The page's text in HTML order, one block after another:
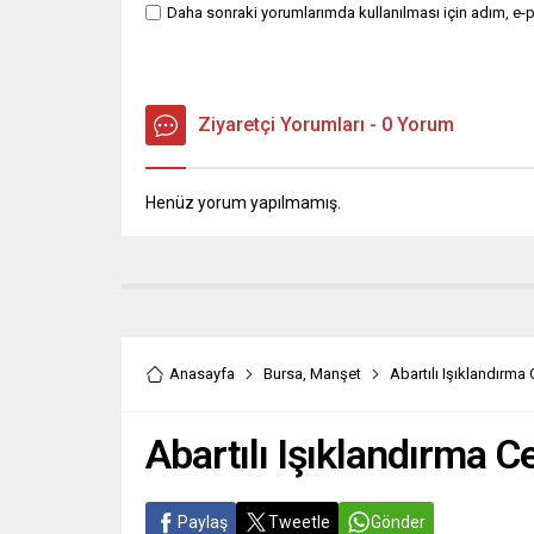
Daha sonraki yorumlarımda kullanılması için adım,
Ziyaretçi Yorumları - 0 Yorum
Henüz yorum yapılmamış.
Anasayfa Bursa, Manşet Abartılı
Abartılı Işıklandırma
Paylaş Tweetle Gönder